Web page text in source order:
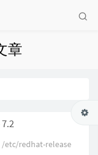
章
/etc/redhat-release